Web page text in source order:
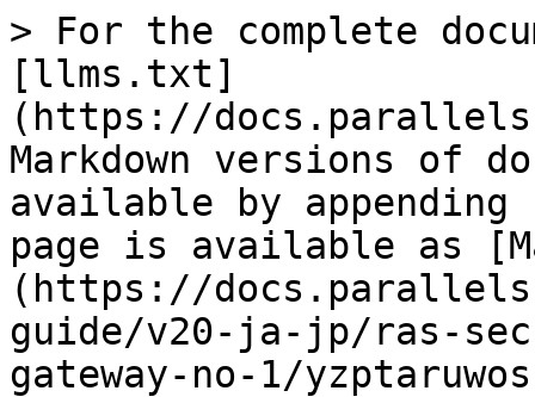
> For the complete
[llms.txt]
(https://
Markdown versions of
available by
page is available as
(https://
guide/v20-ja-jp/ras-
gateway-no-1/